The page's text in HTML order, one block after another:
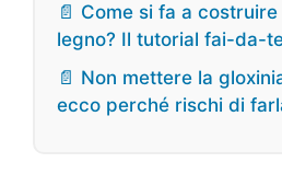
📄 Come si fa a
legno? Il tutorial fai-da-
📄 Non mettere la
ecco perché rischi di